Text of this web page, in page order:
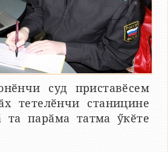
суд приставӗсем
тетелӗнчи станицине
та парӑма татма ӳкӗте